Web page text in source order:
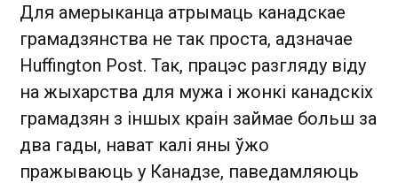
Для амерыканца атрымаць канадскае
грамадзянства не так проста, адзначае
Huffington Post. Так, працэс разгляду віду
на жыхарства для мужа і жонкі канадскіх
грамадзян з іншых краін займае больш за
два гады, нават калі яны ўжо
пражываюць у Канадзе, паведамляюць